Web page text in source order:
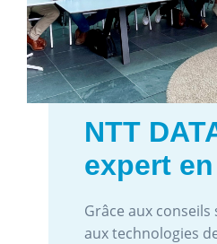
NTT
expert
Grâce aux
aux technologies